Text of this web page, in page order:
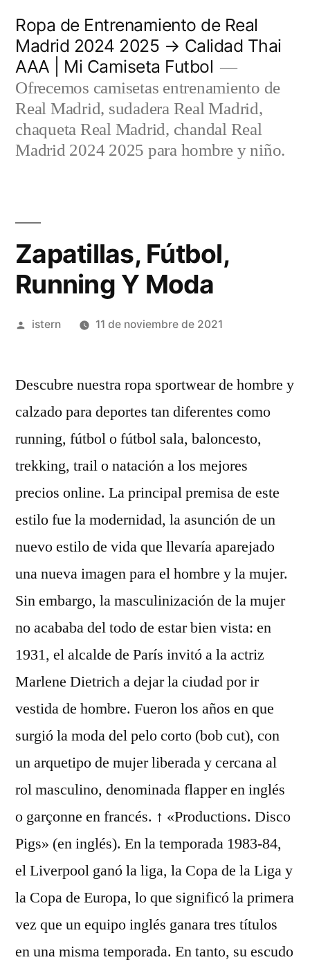
contenido
Ropa de Entrenamiento de Real
Madrid 2024 2025 → Calidad Thai
AAA | Mi Camiseta Futbol
Ofrecemos camisetas entrenamiento de
Real Madrid, sudadera Real Madrid,
chaqueta Real Madrid, chandal Real
Madrid 2024 2025 para hombre y niño.
Zapatillas, Fútbol,
Running Y Moda
Publicado
istern 11 de noviembre de 2021
Descubre nuestra ropa sportwear de hombre y
calzado para deportes tan diferentes como
running, fútbol o fútbol sala, baloncesto,
trekking, trail o natación a los mejores
precios online. La principal premisa de este
estilo fue la modernidad, la asunción de un
nuevo estilo de vida que llevaría aparejado
una nueva imagen para el hombre y la mujer.
Sin embargo, la masculinización de la mujer
no acababa del todo de estar bien vista: en
1931, el alcalde de París invitó a la actriz
Marlene Dietrich a dejar la ciudad por ir
vestida de hombre. Fueron los años en que
surgió la moda del pelo corto (bob cut), con
un arquetipo de mujer liberada y cercana al
rol masculino, denominada flapper en inglés
o garçonne en francés. ↑ «Productions. Disco
Pigs» (en inglés). En la temporada 1983-84,
el Liverpool ganó la liga, la Copa de la Liga y
la Copa de Europa, lo que significó la primera
vez que un equipo inglés ganara tres títulos
en una misma temporada. En tanto, su escudo